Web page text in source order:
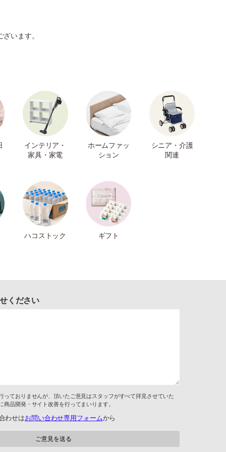
います。
インテリア・
家具・家電
ホームファッ
ション
シニア・介護
関連
ハコストック ギフト
ください
っておりませんが、頂いたご意見はスタッフがすべて拝見させていた
品開発・サイト改善を行ってまいります。
わせはお問い合わせ専用フォームから